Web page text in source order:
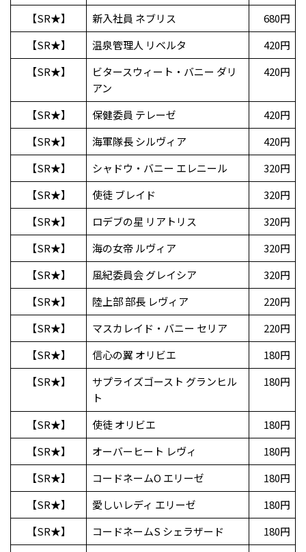
【SR★】
新入社員 ネブリス
680円
【SR★】
温泉管理人 リベルタ
420円
【SR★】
ビタースウィート・バニー ダリ
アン
420円
【SR★】 保健委員 テレーゼ
420円
【SR★】
海軍隊長 シルヴィア
420円
【SR★】
シャドウ・バニー エレニール
320円
【SR★】
使徒 ブレイド
320円
【SR★】
ロデブの星 リアトリス
320円
【SR★】
海の女帝 ルヴィア
320円
【SR★】
風紀委員会 グレイシア
320円
【SR★】
陸上部 部長 レヴィア
220円
【SR★】
マスカレイド・バニー セリア
220円
【SR★】
信心の翼 オリビエ
180円
【SR★】
サプライズゴースト グランヒル
ト
180円
【SR★】 使徒 オリビエ
180円
【SR★】
オーバーヒート レヴィ
180円
【SR★】
コードネームO エリーゼ
180円
【SR★】
愛しいレディ エリーゼ
180円
【SR★】
コードネームS シェラザード 180円